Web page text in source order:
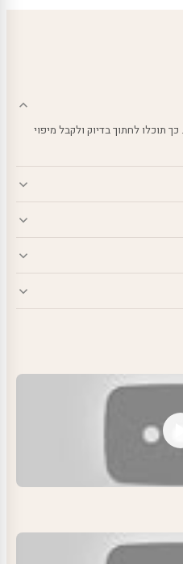
ולגובה. כך תוכלו לחתוך בדיוק ולקבל מיפוי